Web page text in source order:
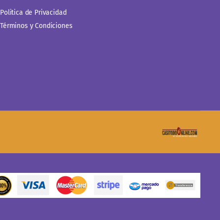
Politica de Privacidad
Términos y Condiciones